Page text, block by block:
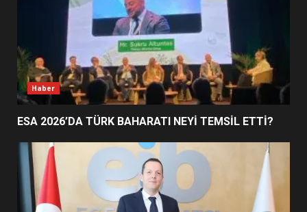
4
EDREMİT’İN GURURU TÜRKİYE
FİNALİNDE NE BAŞARDI?
5
UZATILDI: NE DEĞİŞTİ?
Haber
ESA 2026’DA TÜRK BAHARATI NEYİ TEMSİL ETTİ?